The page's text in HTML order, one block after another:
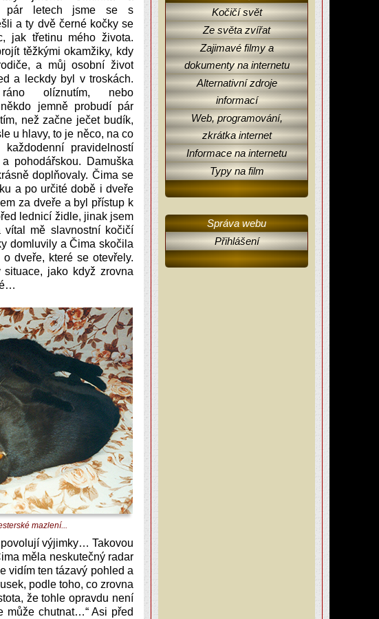
pár letech jsme se s
a ty dvě černé kočky se
jak třetinu mého života.
těžkými okamžiky, kdy
a můj osobní život
a leckdy byl v troskách.
olíznutím, nebo
jemně probudí pár
než začne ječet budík,
u hlavy, to je něco, na co
pravidelností
pohodářskou. Damuška
doplňovaly. Čima se
a po určité době i dveře
za dveře a byl přístup k
lednicí židle, jinak jsem
vítal mě slavnostní kočičí
domluvily a Čima skočila
dveře, které se otevřely.
jako když zrovna
mazlení...
povolují výjimky… Takovou
měla neskutečný radar
vidím ten tázavý pohled a
podle toho, co zrovna
že tohle opravdu není
může chutnat…“ Asi před
Kočičí svět
Ze světa zvířat
Zajimavé filmy a
dokumenty na internetu
Alternativní zdroje
informací
Web, programování,
zkrátka internet
Informace na internetu
Typy na film
Správa webu
Přihlášení